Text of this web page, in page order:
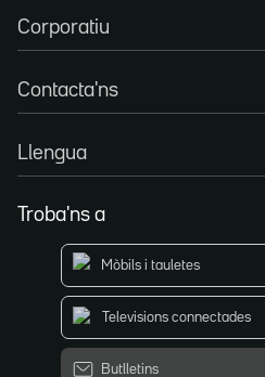
Corporatiu
Contacta'ns
Llengua
Troba'ns a
Mòbils i tauletes
Televisions connectades
Butlletins